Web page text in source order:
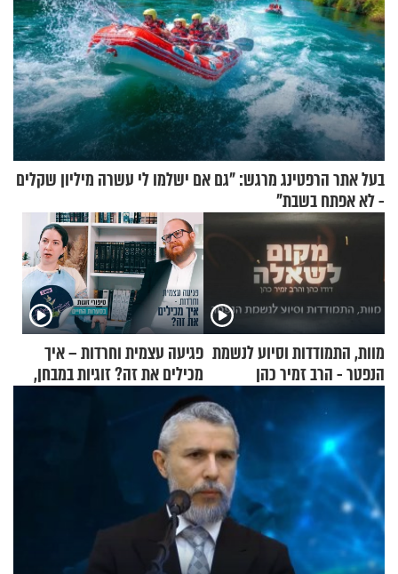
בעל אתר הרפטינג מרגש: "גם אם ישלמו לי עשרה מיליון שקלים
- לא אפתח בשבת"
מוות, התמודדות וסיוע לנשמת
הנפטר - הרב זמיר כהן
פגיעה עצמית וחרדות – איך
מכילים את זה? זוגיות במבחן,
הפעם עם יהודית ואלתר כהן